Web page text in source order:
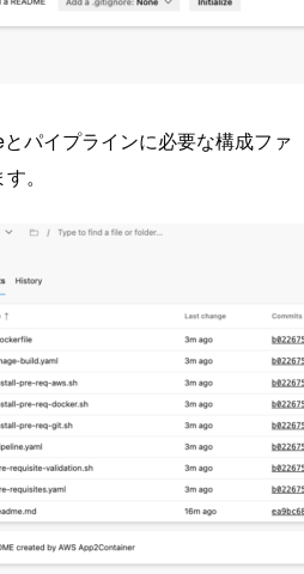
パイプラインに必要な構成ファ
。